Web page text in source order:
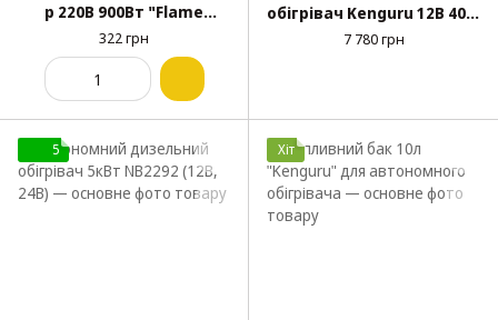
р 220В 900Вт "Flame
Heater" імітація каміна з
пультом
322 грн
обігрівач Kenguru 12В 40W
5000Вт (39x14.5x14.5)
7 780 грн
5 Хіт